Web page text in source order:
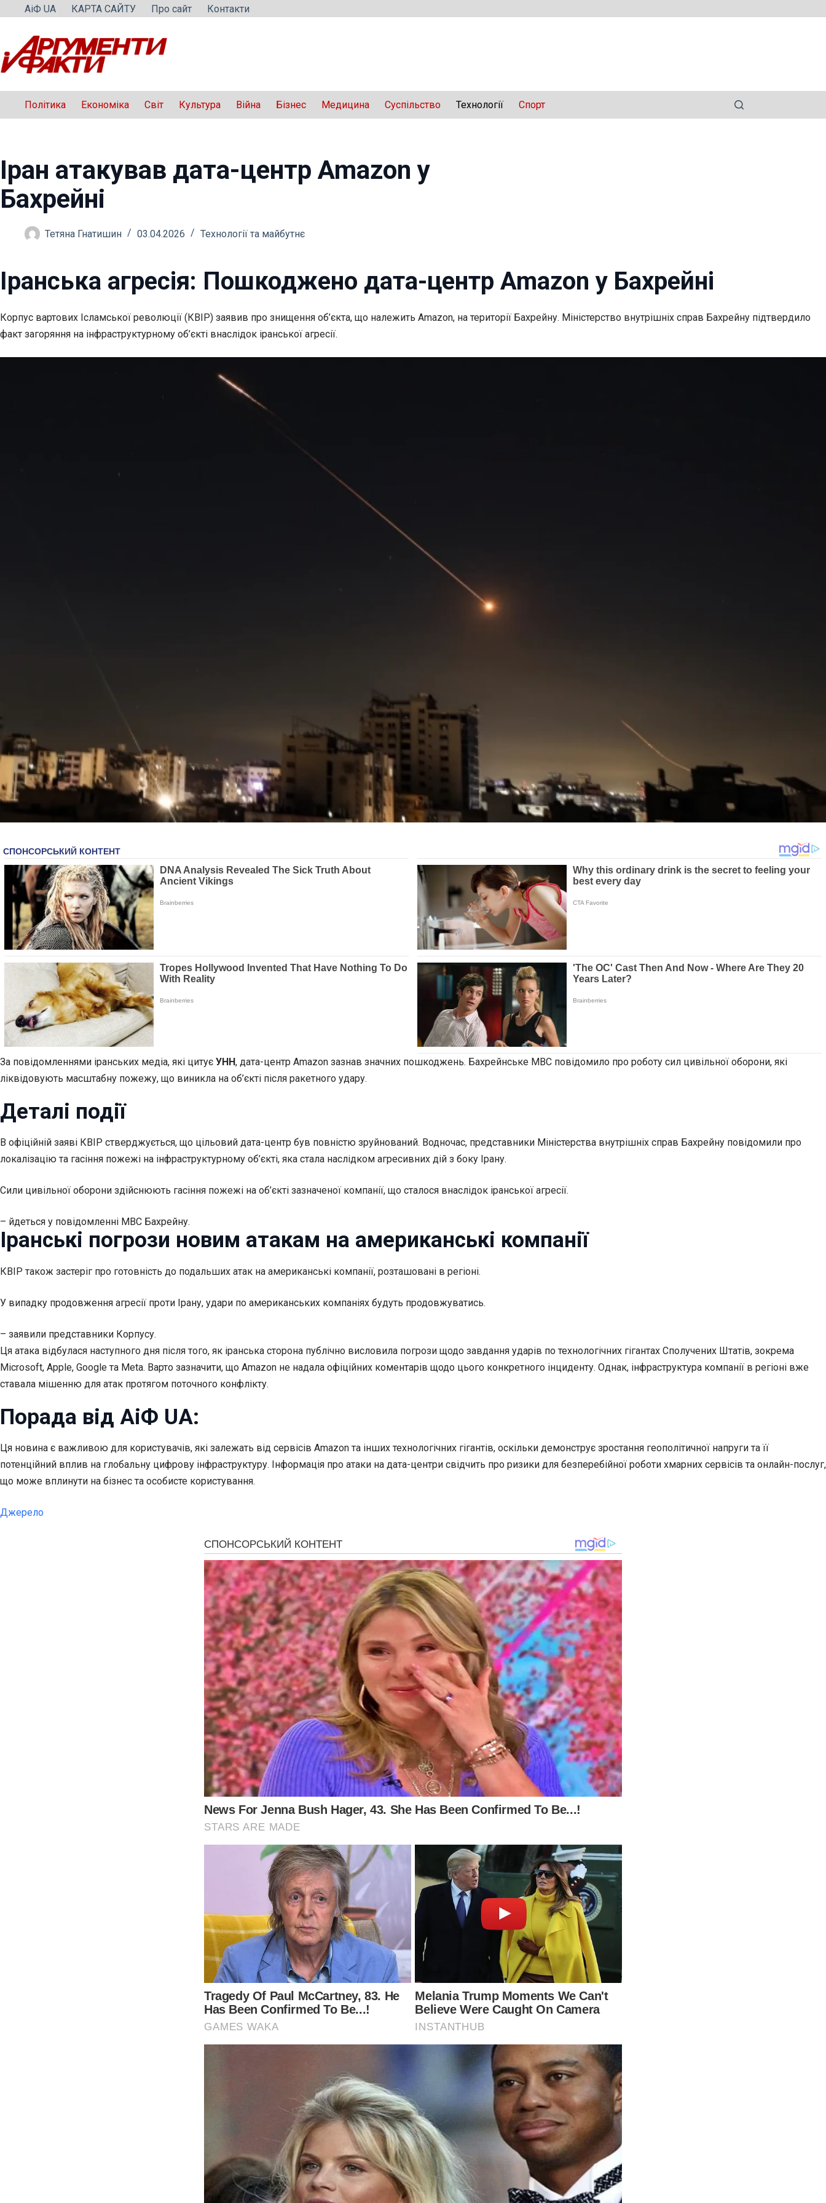
Перейти
вмісту
АіФ UA КАРТА САЙТУ Про сайт Контакти
Політика Економіка Світ Культура Війна Бізнес Медицина Суспільство Технології Спорт
Іран атакував дата-центр Amazon у
Бахрейні
Тетяна Гнатишин 03.04.2026 Технології та майбутнє
Іранська агресія: Пошкоджено дата-центр Amazon у Бахрейні
Корпус вартових Ісламської революції (КВІР) заявив про знищення об’єкта, що належить Amazon, на території Бахрейну. Міністерство внутрішніх справ Бахрейну підтвердило
факт загоряння на інфраструктурному об’єкті внаслідок іранської агресії.
За повідомленнями іранських медіа, які цитує УНН, дата-центр Amazon зазнав значних пошкоджень. Бахрейнське МВС повідомило про роботу сил цивільної оборони, які
ліквідовують масштабну пожежу, що виникла на об’єкті після ракетного удару.
Деталі події
В офіційній заяві КВІР стверджується, що цільовий дата-центр був повністю зруйнований. Водночас, представники Міністерства внутрішніх справ Бахрейну повідомили про
локалізацію та гасіння пожежі на інфраструктурному об’єкті, яка стала наслідком агресивних дій з боку Ірану.
Сили цивільної оборони здійснюють гасіння пожежі на об’єкті зазначеної компанії, що сталося внаслідок іранської агресії.
– йдеться у повідомленні МВС Бахрейну.
Іранські погрози новим атакам на американські компанії
КВІР також застеріг про готовність до подальших атак на американські компанії, розташовані в регіоні.
У випадку продовження агресії проти Ірану, удари по американських компаніях будуть продовжуватись.
– заявили представники Корпусу.
Ця атака відбулася наступного дня після того, як іранська сторона публічно висловила погрози щодо завдання ударів по технологічних гігантах Сполучених Штатів, зокрема
Microsoft, Apple, Google та Meta. Варто зазначити, що Amazon не надала офіційних коментарів щодо цього конкретного інциденту. Однак, інфраструктура компанії в регіоні вже
ставала мішенню для атак протягом поточного конфлікту.
Порада від АіФ UA:
Ця новина є важливою для користувачів, які залежать від сервісів Amazon та інших технологічних гігантів, оскільки демонструє зростання геополітичної напруги та її
потенційний вплив на глобальну цифрову інфраструктуру. Інформація про атаки на дата-центри свідчить про ризики для безперебійної роботи хмарних сервісів та онлайн-послуг,
що може вплинути на бізнес та особисте користування.
Джерело